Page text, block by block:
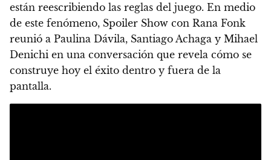
están reescribiendo las reglas del juego. En medio
de este fenómeno, Spoiler Show con Rana Fonk
reunió a Paulina Dávila, Santiago Achaga y Mihael
Denichi en una conversación que revela cómo se
construye hoy el éxito dentro y fuera de la
pantalla.